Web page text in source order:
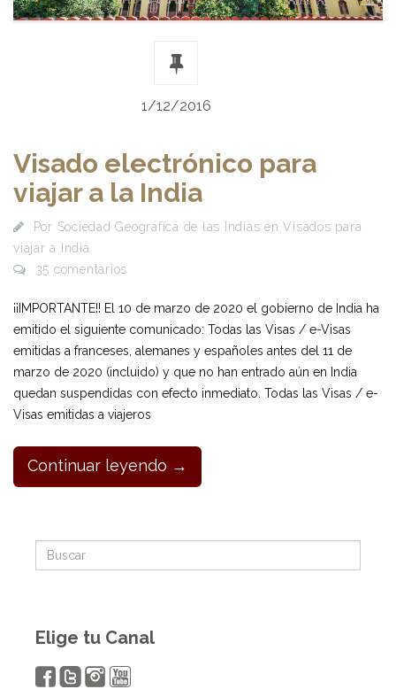
1/12/2016
Visado electrónico para
viajar a la India
Por Sociedad Geográfica de las Indias enVisados para
viajar a India
35 comentarios
¡¡IMPORTANTE!! El 10 de marzo de 2020 el gobierno de India ha
emitido el siguiente comunicado: Todas las Visas / e-Visas
emitidas a franceses, alemanes y españoles antes del 11 de
marzo de 2020 (incluido) y que no han entrado aún en India
quedan suspendidas con efecto inmediato. Todas las Visas / e-
Visas emitidas a viajeros
Continuar leyendo →
Elige tu Canal